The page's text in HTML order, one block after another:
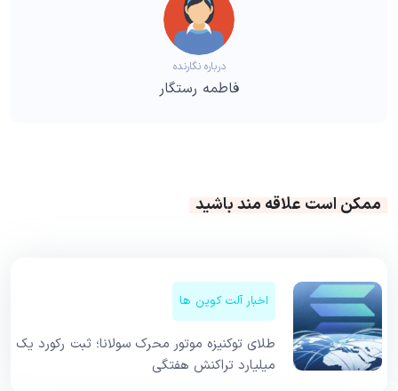
درباره نگارنده
فاطمه رستگار
ممکن است علاقه مند باشید
اخبار آلت کوین ها
طلای توکنیزه موتور محرک سولانا؛ ثبت رکورد یک
میلیارد تراکنش هفتگی